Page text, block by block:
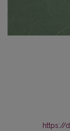
https://